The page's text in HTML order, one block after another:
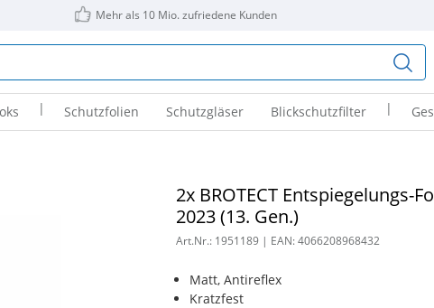
Mehr als 10 Mio. zufriedene Kunden
| Schutzfolien Schutzgläser Blickschutzfilter |
2x BROTECT Entspiegelungs-
2023 (13. Gen.)
Art.Nr.: 1951189| EAN:4066208968432
Matt, Antireflex
Kratzfest